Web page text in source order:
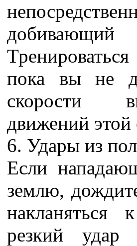
пока вы не
скорости
движений
6. Удары из
Если
землю,
резкий удар